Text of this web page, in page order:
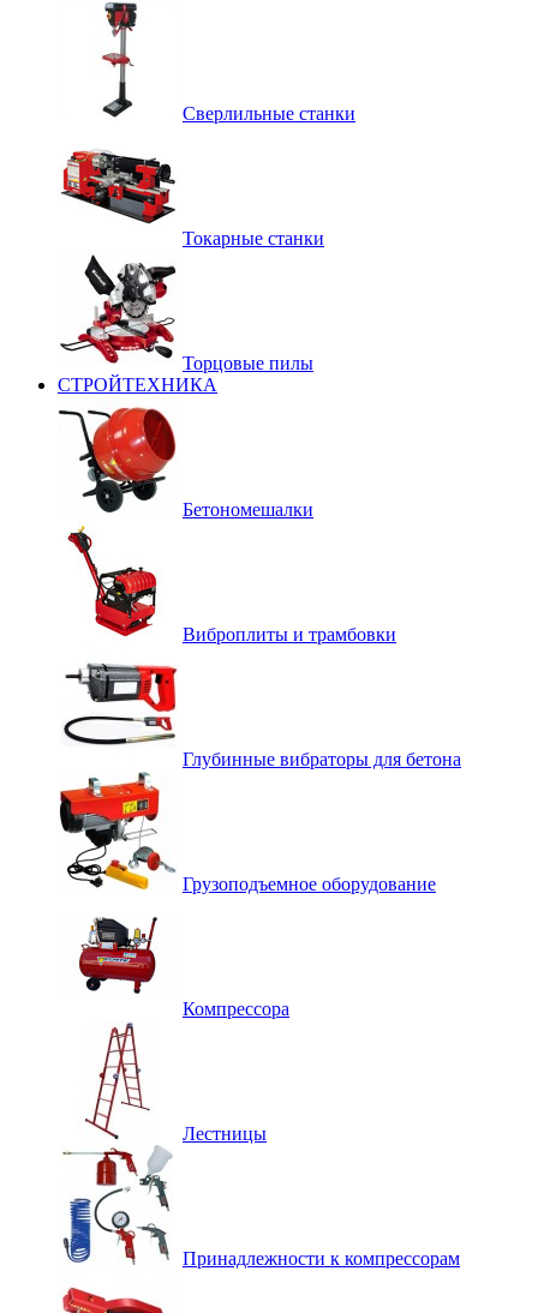
Сверлильные станки
Токарные станки
Торцовые пилы
СТРОЙТЕХНИКА
Бетономешалки
Виброплиты и трамбовки
Глубинные вибраторы для бетона
Грузоподъемное оборудование
Компрессора
Лестницы
Принадлежности к компрессорам